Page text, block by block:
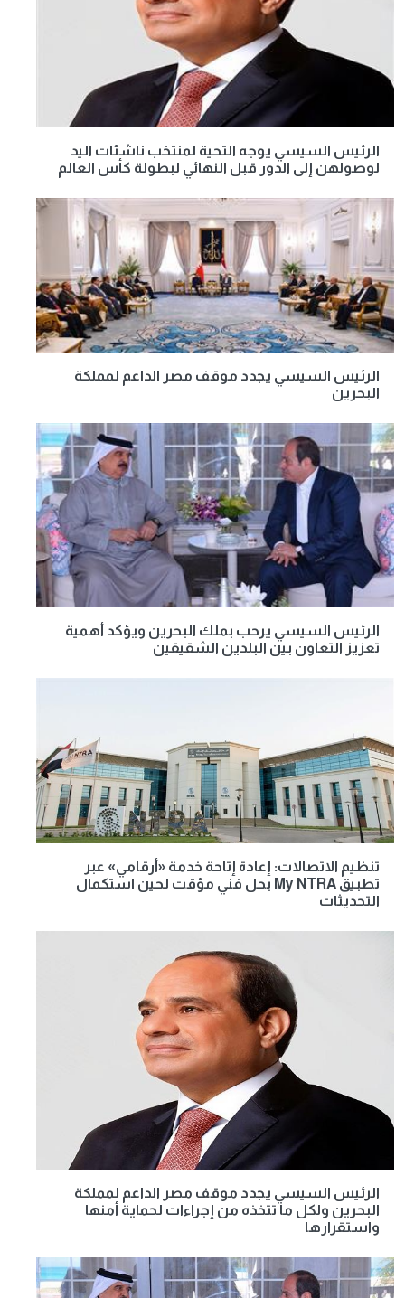
الرئيس السيسي يوجه التحية لمنتخب ناشئات اليد
لوصولهن إلى الدور قبل النهائي لبطولة كأس العالم
الرئيس السيسي يجدد موقف مصر الداعم لمملكة
البحرين
الرئيس السيسي يرحب بملك البحرين ويؤكد أهمية
تعزيز التعاون بين البلدين الشقيقين
تنظيم الاتصالات: إعادة إتاحة خدمة «أرقامي» عبر
تطبيق My NTRA بحل فني مؤقت لحين استكمال
التحديثات
الرئيس السيسي يجدد موقف مصر الداعم لمملكة
البحرين ولكل ما تتخذه من إجراءات لحماية أمنها
واستقرارها